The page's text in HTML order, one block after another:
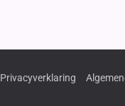
Privacyverklaring